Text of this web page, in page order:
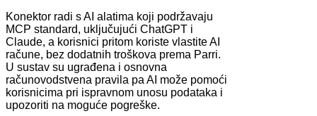
Konektor radi s AI alatima koji podržavaju
MCP standard, uključujući ChatGPT i
Claude, a korisnici pritom koriste vlastite AI
račune, bez dodatnih troškova prema Parri.
U sustav su ugrađena i osnovna
računovodstvena pravila pa AI može pomoći
korisnicima pri ispravnom unosu podataka i
upozoriti na moguće pogreške.